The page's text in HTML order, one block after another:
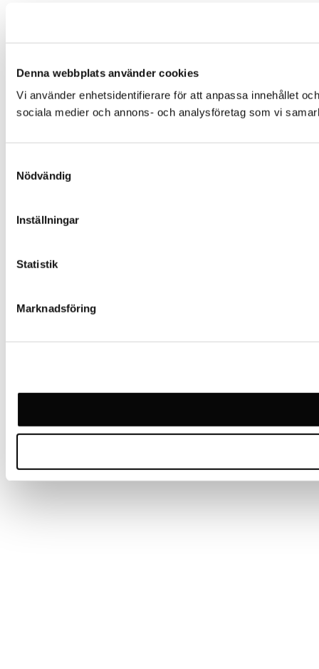
Denna webbplats använder cookies
Vi använder enhetsidentifierare för att anpassa innehållet
sociala medier och annons- och analysföretag som vi
Nödvändig
Inställningar
Statistik
Marknadsföring